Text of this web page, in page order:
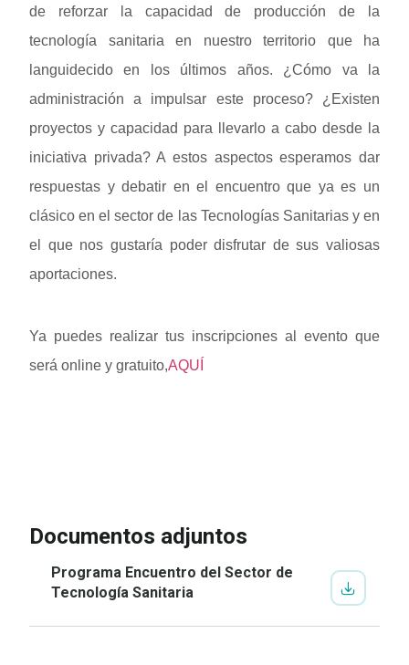
de reforzar la capacidad de producción de la
tecnología sanitaria en nuestro territorio que ha
languidecido en los últimos años. ¿Cómo va la
administración a impulsar este proceso? ¿Existen
proyectos y capacidad para llevarlo a cabo desde la
iniciativa privada? A estos aspectos esperamos dar
respuestas y debatir en el encuentro que ya es un
clásico en el sector de las Tecnologías Sanitarias y en
el que nos gustaría poder disfrutar de sus valiosas
aportaciones.
Ya puedes realizar tus inscripciones al evento que
será online y gratuito,AQUÍ
Documentos adjuntos
Programa Encuentro del Sector de
Tecnología Sanitaria